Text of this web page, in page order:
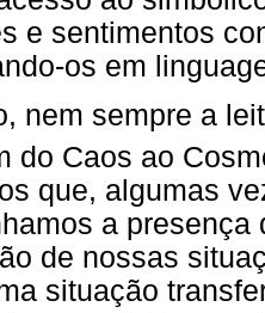
e sentimentos
os em
nem sempre a
do Caos ao
que, algumas
a
de nossas
situação